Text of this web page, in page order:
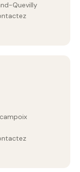
Quevilly